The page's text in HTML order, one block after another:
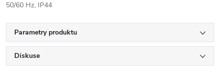
50/60 Hz, IP44
Parametry produktu
Diskuse